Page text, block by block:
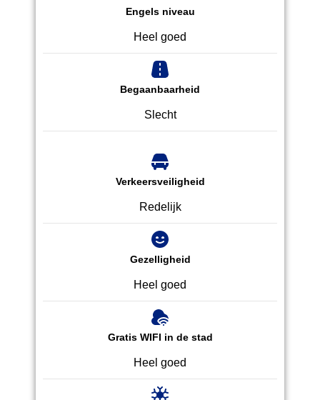
Engels niveau
Heel goed
Begaanbaarheid
Slecht
Verkeersveiligheid
Redelijk
Gezelligheid
Heel goed
Gratis WIFI in de stad
Heel goed